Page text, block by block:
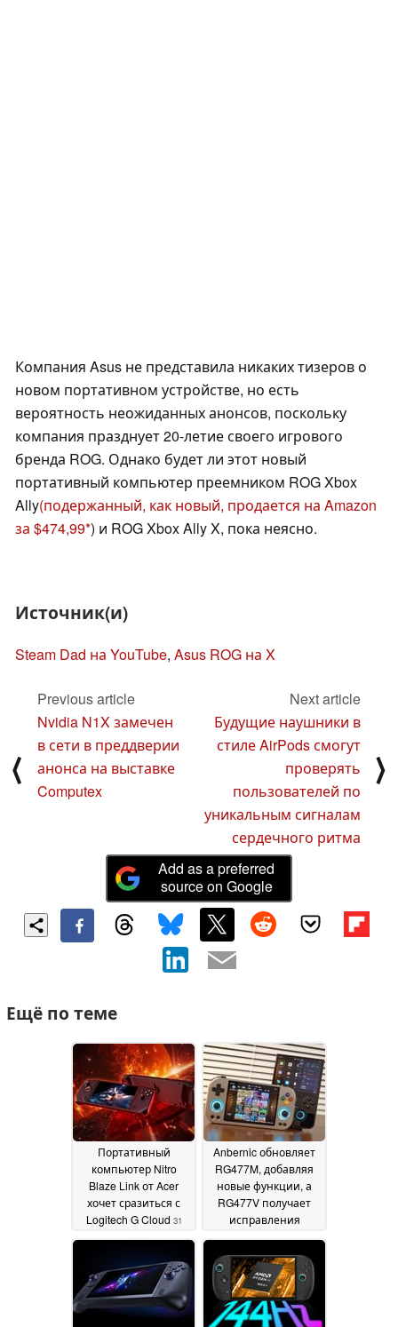
Компания Asus не представила никаких тизеров о
новом портативном устройстве, но есть
вероятность неожиданных анонсов, поскольку
компания празднует 20-летие своего игрового
бренда ROG. Однако будет ли этот новый
портативный компьютер преемником ROG Xbox
Ally(подержанный, как новый, продается на Amazon
за $474,99 ) и ROG Xbox Ally X, пока неясно.
Источник(и)
Steam Dad на YouTube, Asus ROG на X
⟨
Previous article
Nvidia N1X замечен
в сети в преддверии
анонса на выставке
Computex
Next article
Будущие наушники в
стиле AirPods смогут
проверять
пользователей по
уникальным сигналам
сердечного ритма
⟩
Add as a preferred
source on Google
Ещё по теме
Портативный
компьютер Nitro
Blaze Link от Acer
хочет сразиться с
Logitech G Cloud 31
May 2026
Anbernic обновляет
RG477M, добавляя
новые функции, а
RG477V получает
исправления
30 May 2026